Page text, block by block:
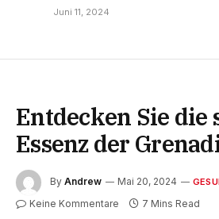
Juni 11, 2024
Entdecken Sie die
Essenz der
By Andrew Mai 20, 2024
Keine Kommentare 7 Mins Read